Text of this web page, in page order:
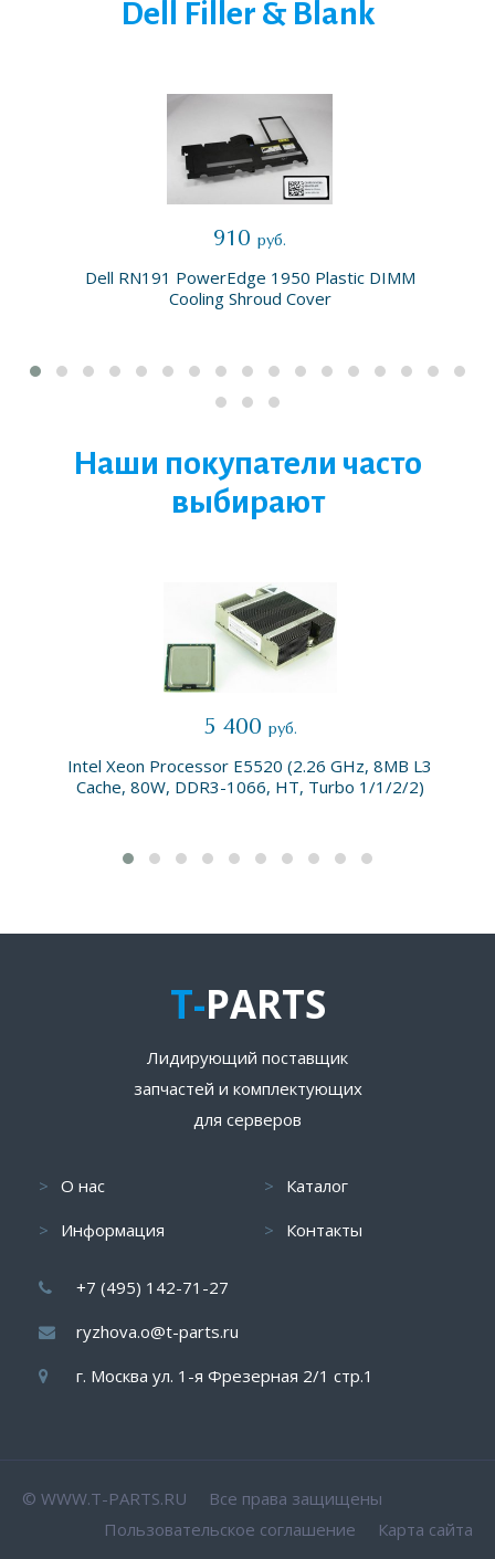
Dell Filler & Blank
910 руб.
Dell RN191 PowerEdge 1950 Plastic DIMM
Cooling Shroud Cover
Наши покупатели часто
выбирают
5 400 руб.
Intel Xeon Processor E5520 (2.26 GHz, 8MB L3
Cache, 80W, DDR3-1066, HT, Turbo 1/1/2/2)
T-PARTS
Лидирующий поставщик
запчастей и комплектующих
для серверов
О нас
Информация
Каталог
Контакты
+7 (495) 142-71-27
ryzhova.o@t-parts.ru
г. Москва ул. 1-я Фрезерная 2/1 стр.1
© WWW.T-PARTS.RU Все права защищены
Пользовательское соглашение
Карта сайта